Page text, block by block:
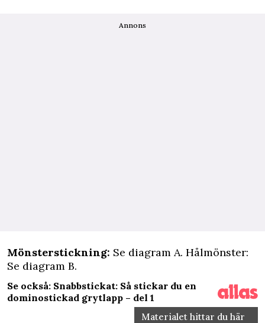
Annons
Mönsterstickning: Se diagram A. Hålmönster:
Se diagram B.
Se också: Snabbstickat: Så stickar du en
dominostickad grytlapp – del 1
Materialet hittar du här